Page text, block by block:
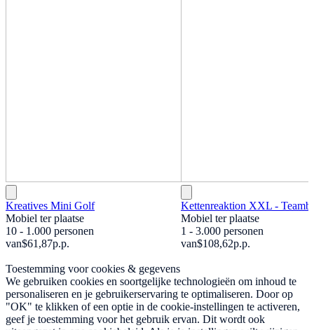
Kreatives Mini Golf
Mobiel ter plaatse
10 - 1.000 personen
van$61,87p.p.
Kettenreaktion XXL -
Mobiel ter plaatse
1 - 3.000 personen
van$108,62p.p.
Toestemming voor cookies & gegevens
We gebruiken cookies en soortgelijke technologieën om inhoud te
personaliseren en je gebruikerservaring te optimaliseren. Door op
"OK" te klikken of een optie in de cookie-instellingen te activeren,
geef je toestemming voor het gebruik ervan. Dit wordt ook